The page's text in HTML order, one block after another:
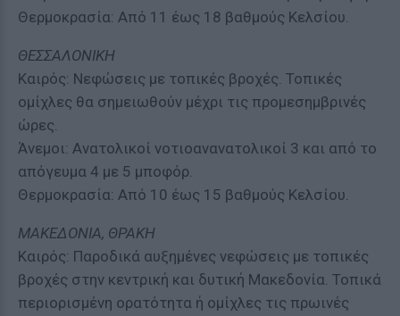
Θερμοκρασία: Από 11 έως 18 βαθμούς Κελσίου.
ΘΕΣΣΑΛΟΝΙΚΗ
Καιρός: Νεφώσεις με τοπικές βροχές. Τοπικές
ομίχλες θα σημειωθούν μέχρι τις προμεσημβρινές
ώρες.
Άνεμοι: Ανατολικοί νοτιοανανατολικοί 3 και από το
απόγευμα 4 με 5 μποφόρ.
Θερμοκρασία: Από 10 έως 15 βαθμούς Κελσίου.
ΜΑΚΕΔΟΝΙΑ, ΘΡΑΚΗ
Καιρός: Παροδικά αυξημένες νεφώσεις με τοπικές
βροχές στην κεντρική και δυτική Μακεδονία. Τοπικά
περιορισμένη ορατότητα ή ομίχλες τις πρωινές